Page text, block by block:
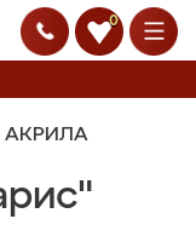
0
АКРИЛА